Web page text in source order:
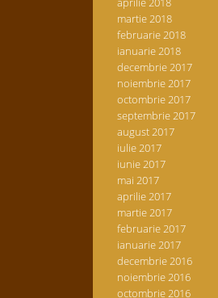
martie 2018
februarie 2018
ianuarie 2018
decembrie 2017
noiembrie 2017
octombrie 2017
septembrie 2017
august 2017
iulie 2017
iunie 2017
mai 2017
aprilie 2017
martie 2017
februarie 2017
ianuarie 2017
decembrie 2016
noiembrie 2016
octombrie 2016